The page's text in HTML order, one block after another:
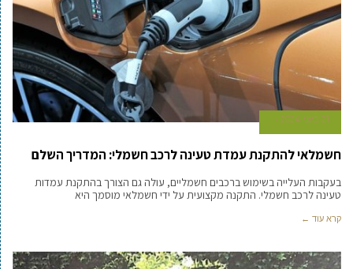
21 ביוני 2024
חשמלאי להתקנת עמדת טעינה לרכב חשמלי: המדריך השלם
בעקבות העלייה בשימוש ברכבים חשמליים, עולה גם הצורך בהתקנת עמדות
טעינה לרכב חשמלי. התקנה מקצועית על ידי חשמלאי מוסמך היא
קרא עוד ←